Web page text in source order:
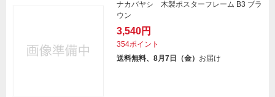
ナカバヤシ 木製ポスターフレーム B3 ブラ
ウン
3,540円
354ポイント
送料無料、8月7日（金） お届け